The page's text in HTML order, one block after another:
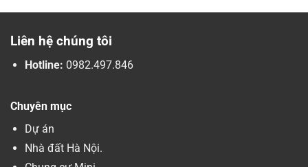
Liên hệ chúng tôi
Hotline: 0982.497.846
Chuyên mục
Dự án
Nhà đất Hà Nội.